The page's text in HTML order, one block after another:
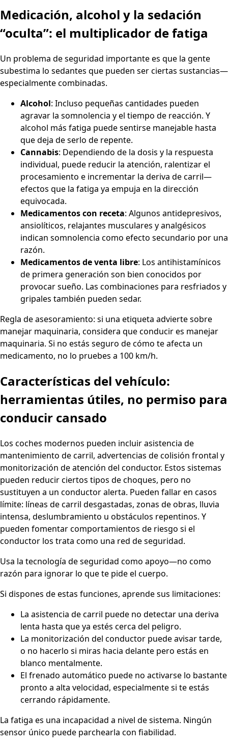
Medicación, alcohol y la sedación
“oculta”: el multiplicador de fatiga
Un problema de seguridad importante es que la gente
subestima lo sedantes que pueden ser ciertas sustancias—
especialmente combinadas.
Alcohol: Incluso pequeñas cantidades pueden
agravar la somnolencia y el tiempo de reacción. Y
alcohol más fatiga puede sentirse manejable hasta
que deja de serlo de repente.
Cannabis: Dependiendo de la dosis y la respuesta
individual, puede reducir la atención, ralentizar el
procesamiento e incrementar la deriva de carril—
efectos que la fatiga ya empuja en la dirección
equivocada.
Medicamentos con receta: Algunos antidepresivos,
ansiolíticos, relajantes musculares y analgésicos
indican somnolencia como efecto secundario por una
razón.
Medicamentos de venta libre: Los antihistamínicos
de primera generación son bien conocidos por
provocar sueño. Las combinaciones para resfriados y
gripales también pueden sedar.
Regla de asesoramiento: si una etiqueta advierte sobre
manejar maquinaria, considera que conducir es manejar
maquinaria. Si no estás seguro de cómo te afecta un
medicamento, no lo pruebes a 100 km/h.
Características del vehículo:
herramientas útiles, no permiso para
conducir cansado
Los coches modernos pueden incluir asistencia de
mantenimiento de carril, advertencias de colisión frontal y
monitorización de atención del conductor. Estos sistemas
pueden reducir ciertos tipos de choques, pero no
sustituyen a un conductor alerta. Pueden fallar en casos
límite: líneas de carril desgastadas, zonas de obras, lluvia
intensa, deslumbramiento u obstáculos repentinos. Y
pueden fomentar comportamientos de riesgo si el
conductor los trata como una red de seguridad.
Usa la tecnología de seguridad como apoyo—no como
razón para ignorar lo que te pide el cuerpo.
Si dispones de estas funciones, aprende sus limitaciones:
La asistencia de carril puede no detectar una deriva
lenta hasta que ya estés cerca del peligro.
La monitorización del conductor puede avisar tarde,
o no hacerlo si miras hacia delante pero estás en
blanco mentalmente.
El frenado automático puede no activarse lo bastante
pronto a alta velocidad, especialmente si te estás
cerrando rápidamente.
La fatiga es una incapacidad a nivel de sistema. Ningún
sensor único puede parchearla con fiabilidad.